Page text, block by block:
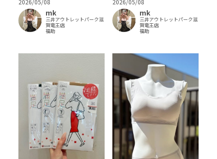
2026/05/08
mk
三井アウトレットパーク滋
賀竜王店
福助
2026/05/08
mk
三井アウトレットパーク滋
賀竜王店
福助